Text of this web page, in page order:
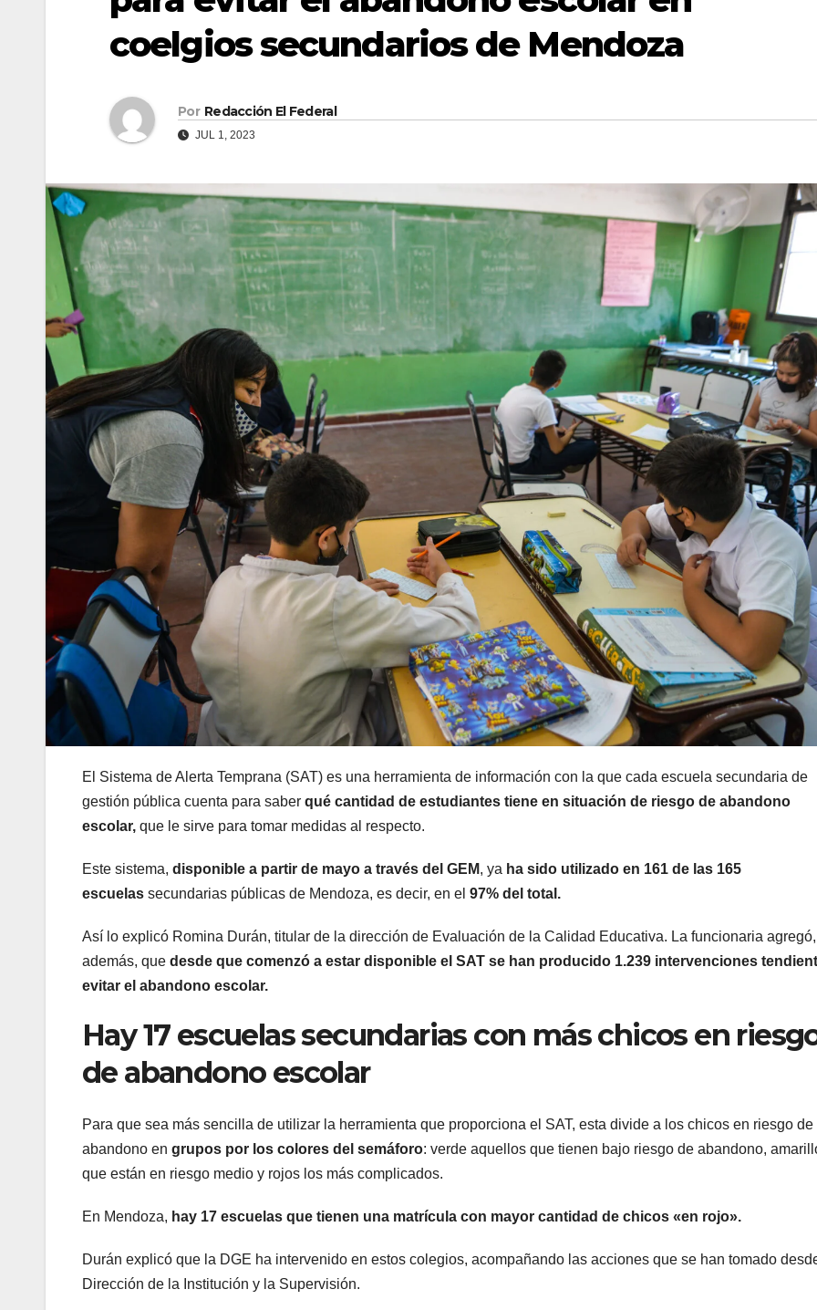
coelgios secundarios de Mendoza
Por Redacción El Federal
JUL 1, 2023
El Sistema de Alerta Temprana (SAT) es una herramienta de información con la que cada escuela secundaria de
gestión pública cuenta para saber qué cantidad de estudiantes tiene en situación de riesgo de abandono
escolar, que le sirve para tomar medidas al respecto.
Este sistema, disponible a partir de mayo a través del GEM, ya ha sido utilizado en 161 de las 165
escuelas secundarias públicas de Mendoza, es decir, en el 97% del total.
Así lo explicó Romina Durán, titular de la dirección de Evaluación de la Calidad Educativa. La funcionaria agregó,
además, que desde que comenzó a estar disponible el SAT se han producido 1.239 intervenciones
evitar el abandono escolar.
Hay 17 escuelas secundarias con más chicos en
de abandono escolar
Para que sea más sencilla de utilizar la herramienta que proporciona el SAT, esta divide a los chicos en riesgo de
abandono en grupos por los colores del semáforo: verde aquellos que tienen bajo riesgo de abandono,
que están en riesgo medio y rojos los más complicados.
En Mendoza, hay 17 escuelas que tienen una matrícula con mayor cantidad de chicos «en rojo».
Durán explicó que la DGE ha intervenido en estos colegios, acompañando las acciones que se han tomado
Dirección de la Institución y la Supervisión.
MENDOZA
Paso Cristo
Redentor:
despejaron la
ruta en Las
Cuevas antes
de otro
temporal con
unos 1.500
varados
6 AGOSTO, 2026
MENDOZA
el Gran
con
5 AGOSTO,
Al igual que
Fernández
un senador
radical pidió
Bullrich
votar a